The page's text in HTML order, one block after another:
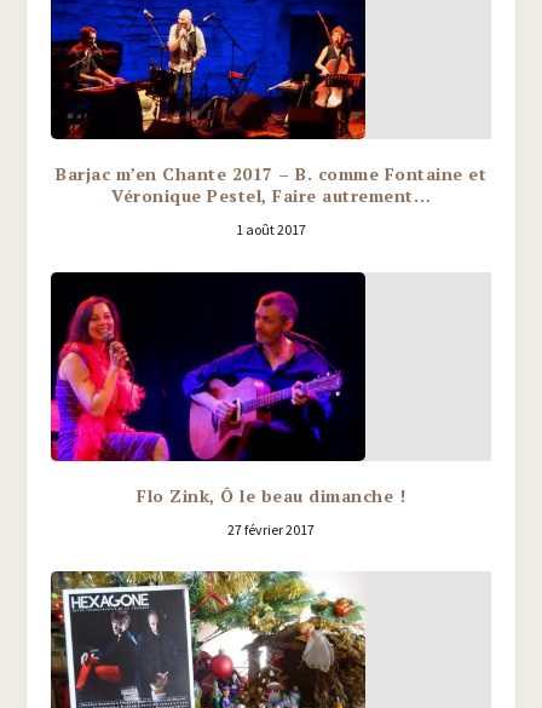
Barjac m’en Chante 2017 – B. comme Fontaine et
Véronique Pestel, Faire autrement…
1 août 2017
Flo Zink, Ô le beau dimanche !
27 février 2017